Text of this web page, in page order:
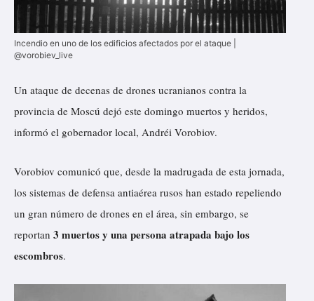
Incendio en uno de los edificios afectados por el ataque |
@vorobiev_live
Un ataque de decenas de drones ucranianos contra la
provincia de Moscú dejó este domingo muertos y heridos,
informó el gobernador local, Andréi Vorobiov.
Vorobiov comunicó que, desde la madrugada de esta jornada,
los sistemas de defensa antiaérea rusos han estado repeliendo
un gran número de drones en el área, sin embargo, se
reportan 3 muertos y una persona atrapada bajo los
escombros.